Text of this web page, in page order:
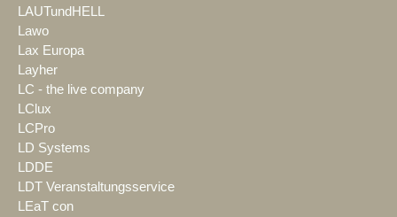
LAUTundHELL
Lawo
Lax Europa
Layher
LC - the live company
LClux
LCPro
LD Systems
LDDE
LDT Veranstaltungsservice
LEaT con